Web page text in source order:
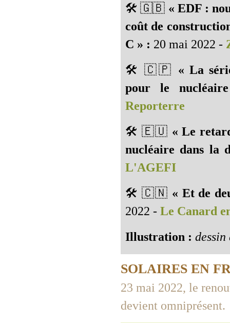
🛠️ 🇬🇧️ « EDF :
coût de
C » : 20 mai 2022 -
🛠️ 🇨🇵 « La
pour le
Reporterre
🛠️ 🇪🇺️ « Le
nucléaire dans la
L'AGEFI
🛠️ 🇨🇳️ « Et de
2022 - Le Canard
Illustration : dessin
SOLAIRES EN
23 mai 2022, le
devient omniprésent.